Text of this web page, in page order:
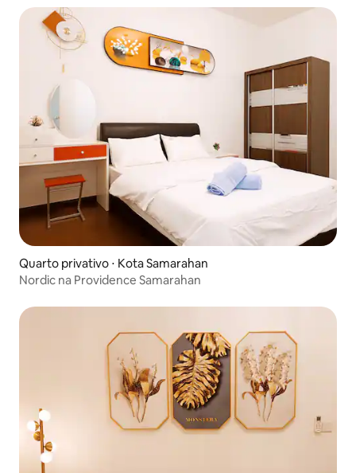
Quarto privativo ⋅ Kota Samarahan
Nordic na Providence Samarahan